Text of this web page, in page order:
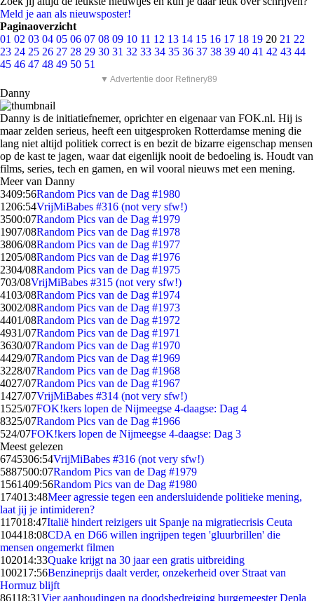
Meld je aan als nieuwsposter!
Paginaoverzicht
01 02 03 04 05 06 07 08 09 10 11 12 13 14 15 16 17 18 19 20 21 22
23 24 25 26 27 28 29 30 31 32 33 34 35 36 37 38 39 40 41 42 43 44
45 46 47 48 49 50 51
▼ Advertentie door Refinery89
Danny
Danny is de initiatiefnemer, oprichter en eigenaar van FOK.nl. Hij is
maar zelden serieus, heeft een uitgesproken Rotterdamse mening die
lang niet altijd politiek correct is en bezit de bizarre eigenschap mensen
op de kast te jagen, waar dat eigenlijk nooit de bedoeling is. Houdt van
films, series, tech en gamen, en wil vooral nieuws met een mening.
Meer van Danny
3409:56Random Pics van de Dag #1980
1206:54VrijMiBabes #316 (not very sfw!)
3500:07Random Pics van de Dag #1979
1907/08Random Pics van de Dag #1978
3806/08Random Pics van de Dag #1977
1205/08Random Pics van de Dag #1976
2304/08Random Pics van de Dag #1975
703/08VrijMiBabes #315 (not very sfw!)
4103/08Random Pics van de Dag #1974
3002/08Random Pics van de Dag #1973
4401/08Random Pics van de Dag #1972
4931/07Random Pics van de Dag #1971
3630/07Random Pics van de Dag #1970
4429/07Random Pics van de Dag #1969
3228/07Random Pics van de Dag #1968
4027/07Random Pics van de Dag #1967
1427/07VrijMiBabes #314 (not very sfw!)
1525/07FOK!kers lopen de Nijmeegse 4-daagse: Dag 4
8325/07Random Pics van de Dag #1966
524/07FOK!kers lopen de Nijmeegse 4-daagse: Dag 3
Meest gelezen
6745306:54VrijMiBabes #316 (not very sfw!)
5887500:07Random Pics van de Dag #1979
1561409:56Random Pics van de Dag #1980
174013:48Meer agressie tegen een andersluidende politieke mening,
laat jij je intimideren?
117018:47Italië hindert reizigers uit Spanje na migratiecrisis Ceuta
104418:08CDA en D66 willen ingrijpen tegen 'gluurbrillen' die
mensen ongemerkt filmen
102014:33Quake krijgt na 30 jaar een gratis uitbreiding
100217:56Benzineprijs daalt verder, onzekerheid over Straat van
Hormuz blijft
86118:31Vier aanhoudingen na doodsbedreiging burgemeester Depla